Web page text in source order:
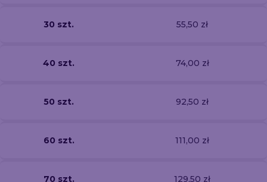
30 szt. 55,50 zł
40 szt. 74,00 zł
50 szt. 92,50 zł
60 szt. 111,00 zł
70 szt. 129,50 zł